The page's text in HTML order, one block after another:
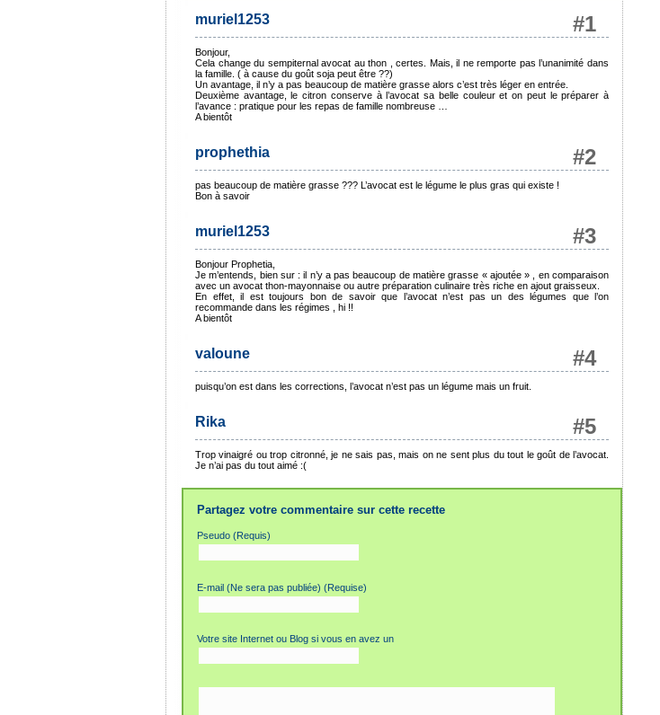
muriel1253 #1
Bonjour,
Cela change du sempiternal avocat au thon , certes. Mais, il ne remporte pas l’unanimité dans
la famille. ( à cause du goût soja peut être ??)
Un avantage, il n’y a pas beaucoup de matière grasse alors c’est très léger en entrée.
Deuxième avantage, le citron conserve à l’avocat sa belle couleur et on peut le préparer à
l’avance : pratique pour les repas de famille nombreuse …
A bientôt
prophethia #2
pas beaucoup de matière grasse ??? L’avocat est le légume le plus gras qui existe !
Bon à savoir
muriel1253 #3
Bonjour Prophetia,
Je m’entends, bien sur : il n’y a pas beaucoup de matière grasse « ajoutée » , en comparaison
avec un avocat thon-mayonnaise ou autre préparation culinaire très riche en ajout graisseux.
En effet, il est toujours bon de savoir que l’avocat n’est pas un des légumes que l’on
recommande dans les régimes , hi !!
A bientôt
valoune #4
puisqu’on est dans les corrections, l’avocat n’est pas un légume mais un fruit.
Rika #5
Trop vinaigré ou trop citronné, je ne sais pas, mais on ne sent plus du tout le goût de l’avocat.
Je n’ai pas du tout aimé :(
Partagez votre commentaire sur cette recette
Pseudo (Requis)
E-mail (Ne sera pas publiée) (Requise)
Votre site Internet ou Blog si vous en avez un